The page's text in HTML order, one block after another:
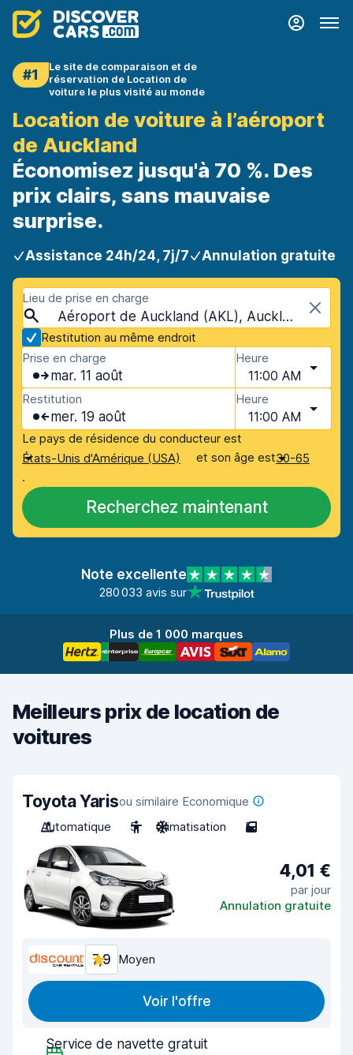
#1
Le site de comparaison et de
réservation de Location de
voiture le plus visité au monde
Location de voiture à l’aéroport
de Auckland
Économisez jusqu'à 70 %. Des
prix clairs, sans mauvaise
surprise.
Assistance 24h/24, 7j/7 Annulation gratuite
Lieu de prise en charge
Aéroport de Auckland (AKL), Auckland, Nouvelle-Zélande
Restitution au même endroit
Prise en charge
mar. 11 août
Heure
11:00 AM
Restitution
mer. 19 août
Heure
11:00 AM
Le pays de résidence du conducteur est
États-Unis d'Amérique (USA)
et son âge est30-65
.
Recherchez maintenant
Note excellente
280 033 avis sur
Plus de 1 000 marques
Meilleurs prix de location de
voitures
Toyota Yarisou similaire Economique
Automatique
5 Climatisation 5
4,01 €
par jour
Annulation gratuite
7,9 Moyen
Voir l'offre
Service de navette gratuit